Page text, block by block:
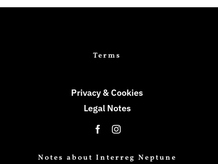
Terms
Privacy & Cookies
Legal Notes
Notes about Interreg Neptune